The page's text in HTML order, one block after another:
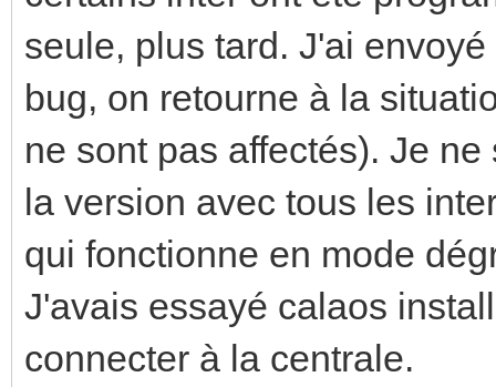
seule, plus tard. J'ai
bug, on retourne à la
ne sont pas affectés). Je
la version avec tous les
qui fonctionne en mode
J'avais essayé calaos
connecter à la centrale.